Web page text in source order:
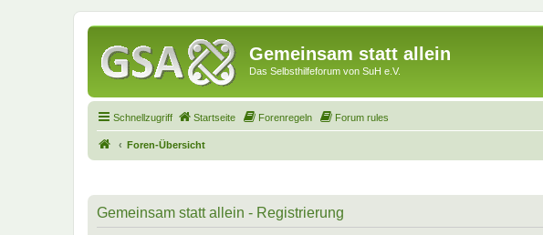
Gemeinsam statt allein
Das Selbsthilfeforum von SuH e.V.
Schnellzugriff Startseite Forenregeln Forum rules
Foren-Übersicht
Gemeinsam statt allein - Registrierung